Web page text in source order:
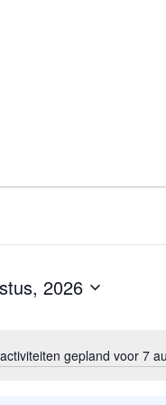
gepland voor 7
2026